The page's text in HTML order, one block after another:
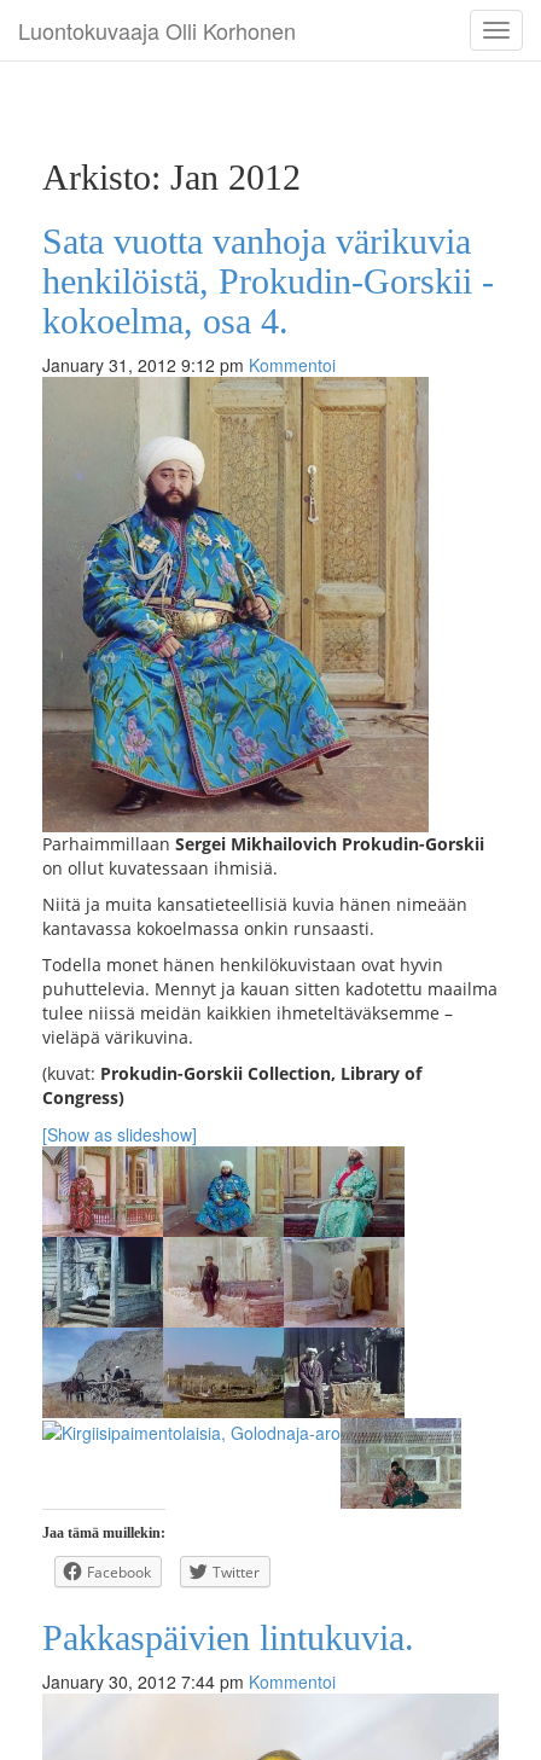
Luontokuvaaja Olli Korhonen
Arkisto: Jan 2012
Sata vuotta vanhoja värikuvia
henkilöistä, Prokudin-Gorskii -
kokoelma, osa 4.
January 31, 2012 9:12 pm Kommentoi
Parhaimmillaan Sergei Mikhailovich Prokudin-Gorskii
on ollut kuvatessaan ihmisiä.
Niitä ja muita kansatieteellisiä kuvia hänen nimeään
kantavassa kokoelmassa onkin runsaasti.
Todella monet hänen henkilökuvistaan ovat hyvin
puhuttelevia. Mennyt ja kauan sitten kadotettu maailma
tulee niissä meidän kaikkien ihmeteltäväksemme –
vieläpä värikuvina.
(kuvat: Prokudin-Gorskii Collection, Library of
Congress)
[Show as slideshow]
Jaa tämä muillekin:
Facebook Twitter
Pakkaspäivien lintukuvia.
January 30, 2012 7:44 pm Kommentoi